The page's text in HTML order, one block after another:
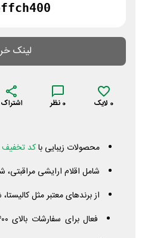
لینک
0 لایک 0 نظر اشتراک
محصولات زیبایی باکد تخفیف
شامل اقلام ارایشی مراقبتی،
از برندهای معتبر مثل